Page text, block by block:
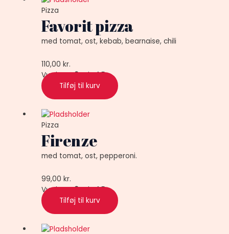
Pizza
Favorit pizza
med tomat, ost, kebab, bearnaise, chili
110,00kr.
Vurderet0ud af 5
Tilføj til kurv
Pizza
Firenze
med tomat, ost, pepperoni.
99,00kr.
Vurderet0ud af 5
Tilføj til kurv